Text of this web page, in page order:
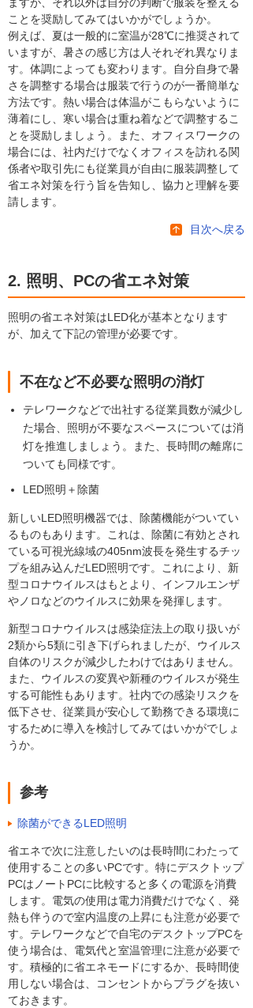
ことを奨励してみてはいかがでしょうか。
例えば、夏は一般的に室温が28℃に推奨されて
いますが、暑さの感じ方は人それぞれ異なりま
す。体調によっても変わります。自分自身で暑
さを調整する場合は服装で行うのが一番簡単な
方法です。熱い場合は体温がこもらないように
薄着にし、寒い場合は重ね着などで調整するこ
とを奨励しましょう。また、オフィスワークの
場合には、社内だけでなくオフィスを訪れる関
係者や取引先にも従業員が自由に服装調整して
省エネ対策を行う旨を告知し、協力と理解を要
請します。
目次へ戻る
2. 照明、PCの省エネ対策
照明の省エネ対策はLED化が基本となります
が、加えて下記の管理が必要です。
不在など不必要な照明の消灯
テレワークなどで出社する従業員数が減少し
た場合、照明が不要なスペースについては消
灯を推進しましょう。また、長時間の離席に
ついても同様です。
LED照明＋除菌
新しいLED照明機器では、除菌機能がついてい
るものもあります。これは、除菌に有効とされ
ている可視光線域の405nm波長を発生するチッ
プを組み込んだLED照明です。これにより、新
型コロナウイルスはもとより、インフルエンザ
やノロなどのウイルスに効果を発揮します。
新型コロナウイルスは感染症法上の取り扱いが
2類から5類に引き下げられましたが、ウイルス
自体のリスクが減少したわけではありません。
また、ウイルスの変異や新種のウイルスが発生
する可能性もあります。社内での感染リスクを
低下させ、従業員が安心して勤務できる環境に
するために導入を検討してみてはいかがでしょ
うか。
参考
除菌ができるLED照明
省エネで次に注意したいのは長時間にわたって
使用することの多いPCです。特にデスクトップ
PCはノートPCに比較すると多くの電源を消費
します。電気の使用は電力消費だけでなく、発
熱も伴うので室内温度の上昇にも注意が必要で
す。テレワークなどで自宅のデスクトップPCを
使う場合は、電気代と室温管理に注意が必要で
す。積極的に省エネモードにするか、長時間使
用しない場合は、コンセントからプラグを抜い
ておきます。